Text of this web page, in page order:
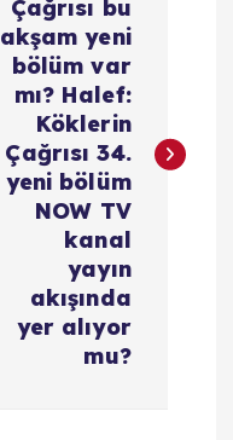
Çağrısı bu
akşam yeni
bölüm var
mı? Halef:
Köklerin
Çağrısı 34.
yeni bölüm
NOW TV
kanal
yayın
akışında
yer alıyor
mu?